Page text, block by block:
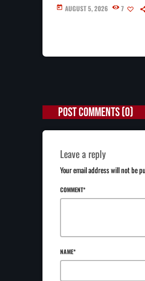
today AUGUST 5, 2026 7
POST COMMENTS (0)
Leave a reply
Your email address will not be
COMMENT*
NAME*